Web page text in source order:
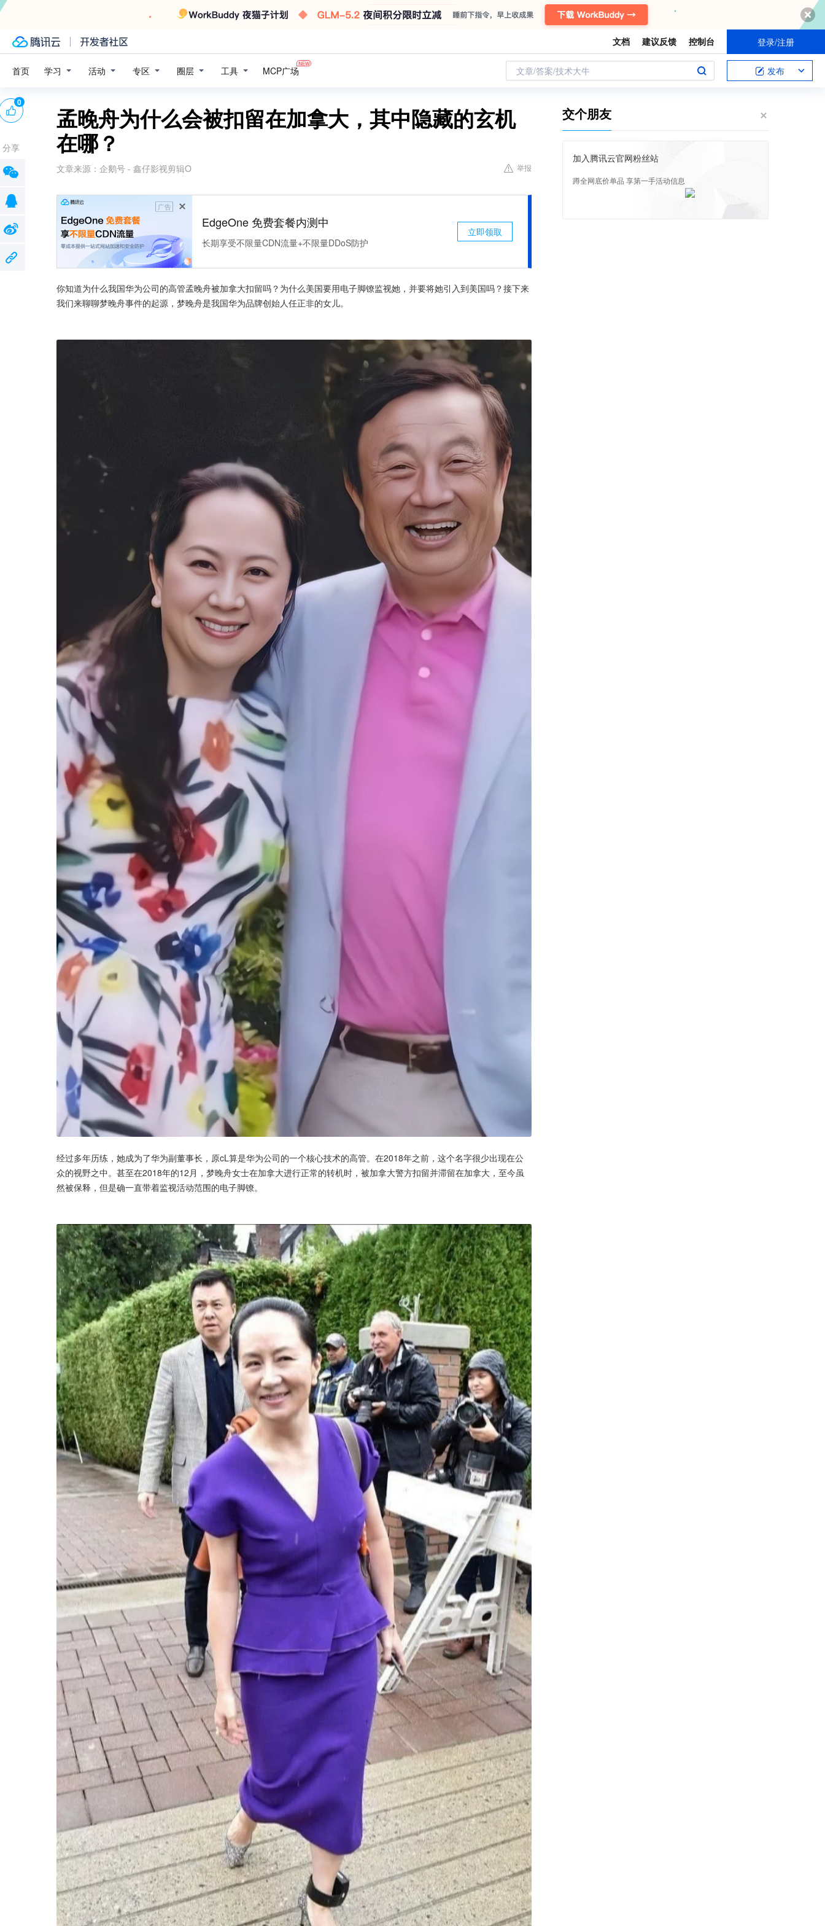
文档 建议反馈 控制台 登录/注册
首页 学习 活动 专区 圈层 工具 MCP广场 文章/答案/技术大牛 发布
孟晚舟为什么会被扣留在加拿大，其中隐藏的玄机
在哪？
文章来源： 企鹅号 - 鑫仔影视剪辑O 举报
广告
EdgeOne 免费套餐内测中
长期享受不限量CDN流量+不限量DDoS防护
立即领取
你知道为什么我国华为公司的高管孟晚舟被加拿大扣留吗？为什么美国要用电子脚镣监视她，并要将她引入到美国吗？接下来
我们来聊聊梦晚舟事件的起源，梦晚舟是我国华为品牌创始人任正非的女儿。
经过多年历练，她成为了华为副董事长，原cL算是华为公司的一个核心技术的高管。在2018年之前，这个名字很少出现在公
众的视野之中。甚至在2018年的12月，梦晚舟女士在加拿大进行正常的转机时，被加拿大警方扣留并滞留在加拿大，至今虽
然被保释，但是确一直带着监视活动范围的电子脚镣。
0
分享
交个朋友
加入腾讯云官网粉丝站
蹲全网底价单品 享第一手活动信息